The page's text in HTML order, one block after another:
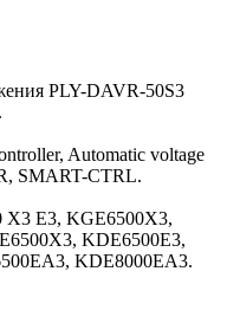
PLY-DAVR-50S3
Automatic voltage
SMART-CTRL.
X3 E3, KGE6500X3,
KDE6500E3,
KDE8000EA3.